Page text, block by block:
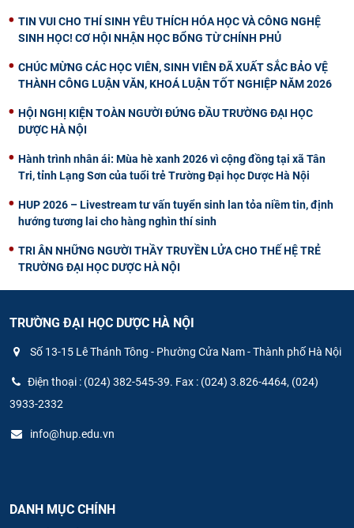
TIN VUI CHO THÍ SINH YÊU THÍCH HÓA HỌC VÀ CÔNG NGHỆ
SINH HỌC! CƠ HỘI NHẬN HỌC BỔNG TỪ CHÍNH PHỦ
CHÚC MỪNG CÁC HỌC VIÊN, SINH VIÊN ĐÃ XUẤT SẮC BẢO VỆ
THÀNH CÔNG LUẬN VĂN, KHOÁ LUẬN TỐT NGHIỆP NĂM 2026
HỘI NGHỊ KIỆN TOÀN NGƯỜI ĐỨNG ĐẦU TRƯỜNG ĐẠI HỌC
DƯỢC HÀ NỘI
Hành trình nhân ái: Mùa hè xanh 2026 vì cộng đồng tại xã Tân
Tri, tỉnh Lạng Sơn của tuổi trẻ Trường Đại học Dược Hà Nội
HUP 2026 – Livestream tư vấn tuyển sinh lan tỏa niềm tin, định
hướng tương lai cho hàng nghìn thí sinh
TRI ÂN NHỮNG NGƯỜI THẦY TRUYỀN LỬA CHO THẾ HỆ TRẺ
TRƯỜNG ĐẠI HỌC DƯỢC HÀ NỘI
TRƯỜNG ĐẠI HỌC DƯỢC HÀ NỘI
Số 13-15 Lê Thánh Tông - Phường Cửa Nam - Thành phố Hà Nội
Điện thoại : (024) 382-545-39. Fax : (024) 3.826-4464, (024)
3933-2332
info@hup.edu.vn
DANH MỤC CHÍNH